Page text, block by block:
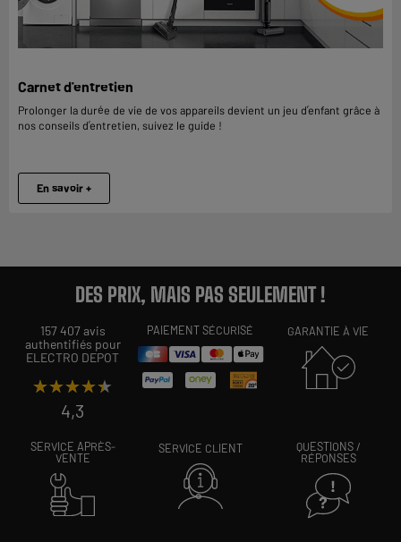
Carnet d'entretien
Prolonger la durée de vie de vos appareils devient un jeu d’enfant grâce à
nos conseils d’entretien, suivez le guide !
En savoir +
DES PRIX, MAIS PAS SEULEMENT !
157 407 avis
authentifiés pour
ELECTRO DEPOT
★★★★★
★★★★★
4,3
PAIEMENT SÉCURISÉ GARANTIE À VIE
SERVICE APRÈS-
VENTE
SERVICE CLIENT
QUESTIONS /
RÉPONSES